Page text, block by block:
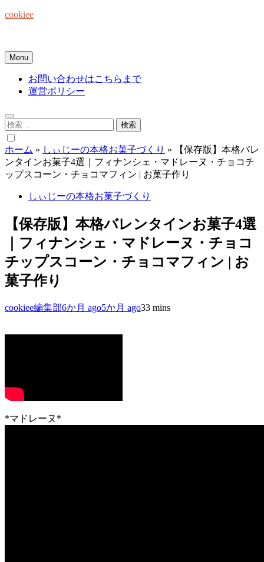
Skip
cookiee
Menu
お問い合わせはこちらまで
運営ポリシー
検
索:
ホーム » しぃじーの本格お菓子づくり »
【保存版】本格バレ
ンタインお菓子4選｜フィナンシェ・マドレーヌ・チョコチ
ップスコーン・チョコマフィン | お菓子作り
しぃじーの本格お菓子づくり
【保存版】本格バレンタインお菓子4選
｜フィナンシェ・マドレーヌ・チョコ
チップスコーン・チョコマフィン | お
菓子作り
cookiee編集部6か月 ago5か月 ago33 mins
*マドレーヌ*